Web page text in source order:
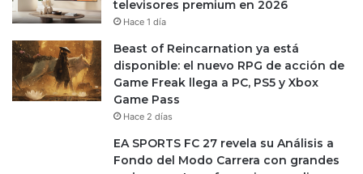
televisores premium en 2026
Hace 1 día
Beast of Reincarnation ya está
disponible: el nuevo RPG de acción de
Game Freak llega a PC, PS5 y Xbox
Game Pass
Hace 2 días
EA SPORTS FC 27 revela su Análisis a
Fondo del Modo Carrera con grandes